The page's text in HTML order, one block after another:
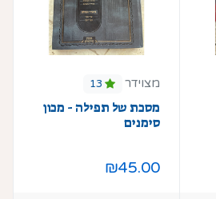
מצוידר 13
מסכת של תפילה - מכון
סימנים
₪45.00